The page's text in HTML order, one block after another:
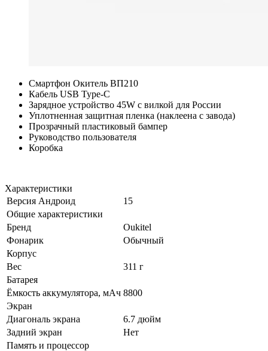
Смартфон Окитель ВП210
Кабель USB Type-C
Зарядное устройство 45W с вилкой для России
Уплотненная защитная пленка (наклеена с завода)
Прозрачный пластиковый бампер
Руководство пользователя
Коробка
Характеристики
Версия Андроид
15
Общие характеристики
Бренд
Oukitel
Фонарик
Обычный
Корпус
Вес
311 г
Батарея
Ёмкость аккумулятора, мАч 8800
Экран
Диагональ экрана
6.7 дюйм
Задний экран
Нет
Память и процессор